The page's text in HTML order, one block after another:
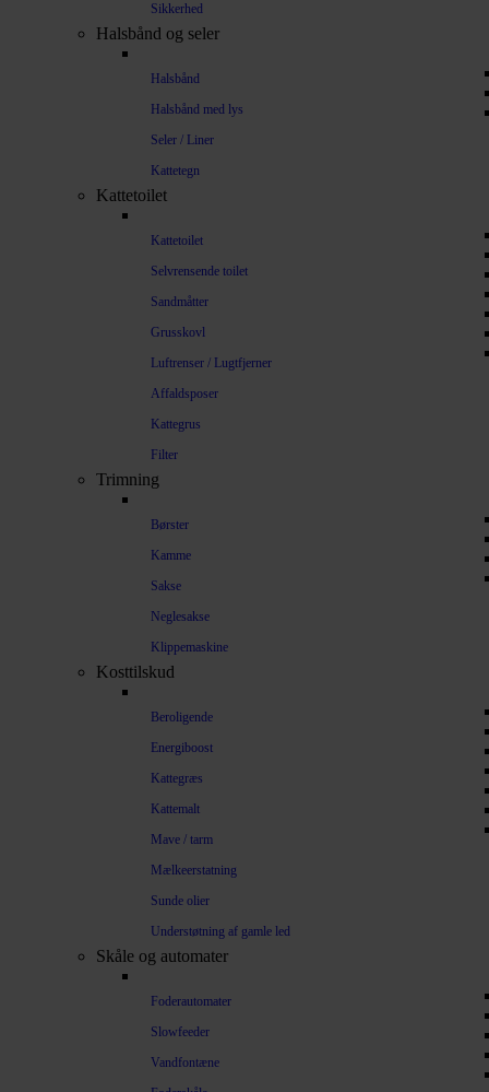
Sikkerhed
Halsbånd og seler
Halsbånd
Halsbånd med lys
Seler / Liner
Kattetegn
Kattetoilet
Kattetoilet
Selvrensende toilet
Sandmåtter
Grusskovl
Luftrenser / Lugtfjerner
Affaldsposer
Kattegrus
Filter
Trimning
Børster
Kamme
Sakse
Neglesakse
Klippemaskine
Kosttilskud
Beroligende
Energiboost
Kattegræs
Kattemalt
Mave / tarm
Mælkeerstatning
Sunde olier
Understøtning af gamle led
Skåle og automater
Foderautomater
Slowfeeder
Vandfontæne